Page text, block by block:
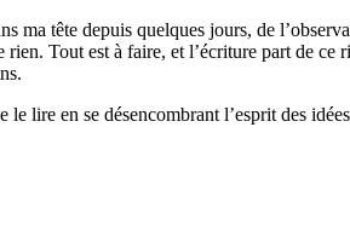
tête depuis quelques jours, de
Tout est à faire, et l’écriture part de
en se désencombrant l’esprit des